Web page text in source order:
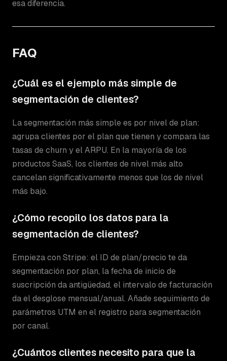
esa diferencia.
FAQ
¿Cuál es el ejemplo más simple de
segmentación de clientes?
La segmentación más simple es por nivel de plan:
agrupa clientes por el plan que tienen y compara las
tasas de churn y el ARPU. En la mayoría de los
productos SaaS, los clientes de nivel más alto
cancelan significativamente menos que los de nivel
más bajo.
¿Cómo recopilo los datos para la
segmentación de clientes?
Empieza con Stripe: el ID de plan/precio te da
segmentación por plan, la fecha de inicio de
suscripción da antigüedad, el intervalo de facturación
da el desglose mensual/anual. Añade seguimiento de
parámetros UTM en el registro para segmentación
por canal.
¿Cuántos clientes necesito para que la